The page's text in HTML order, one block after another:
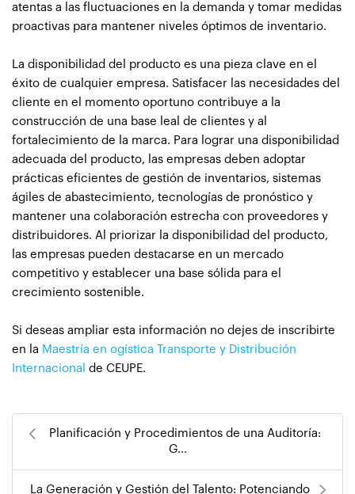
atentas a las fluctuaciones en la demanda y tomar medidas
proactivas para mantener niveles óptimos de inventario.
La disponibilidad del producto es una pieza clave en el
éxito de cualquier empresa. Satisfacer las necesidades del
cliente en el momento oportuno contribuye a la
construcción de una base leal de clientes y al
fortalecimiento de la marca. Para lograr una disponibilidad
adecuada del producto, las empresas deben adoptar
prácticas eficientes de gestión de inventarios, sistemas
ágiles de abastecimiento, tecnologías de pronóstico y
mantener una colaboración estrecha con proveedores y
distribuidores. Al priorizar la disponibilidad del producto,
las empresas pueden destacarse en un mercado
competitivo y establecer una base sólida para el
crecimiento sostenible.
Si deseas ampliar esta información no dejes de inscribirte
en la Maestría en ogística Transporte y Distribución
Internacional de CEUPE.
Planificación y Procedimientos de una Auditoría:
G...
La Generación y Gestión del Talento: Potenciando